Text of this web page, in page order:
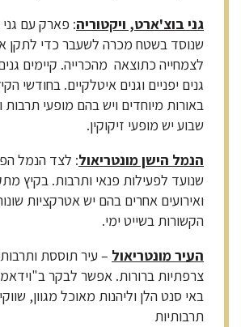
גני בוצ'ארט, ויקטוריה: פארק עם גני
שנוסד בשטח מכרה לשעבר כדי לתקן
לצמחייה כתוצאה מהכרייה. קיימים
גנים יפניים וגנים איטלקיים. בחודשי
באורות מיוחדים ויש בהם מופעי תרבות
שבוע יש מופעי זיקוקין.
הנמל הישן מונטריאול: לצד הנמל
שנועד לפעילות פנאי ותרבות. בקיץ
ואירועים אחרים בהם יש אטרקציות
הקשורות בשייט ימי.
העיר מונטריאול – עיר תוססת
צרפתיות ברורות. אפשר לבקר
באי סנט הלן וליהנות מאוכל מגוון,
תרבותיות